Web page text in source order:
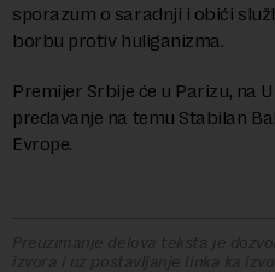
sporazum o saradnji i obići
borbu protiv huliganizma.
Premijer Srbije će u Parizu, na
predavanje na temu Stabilan
Evrope.
Preuzimanje delova teksta je
izvora i uz postavljanje linka ka